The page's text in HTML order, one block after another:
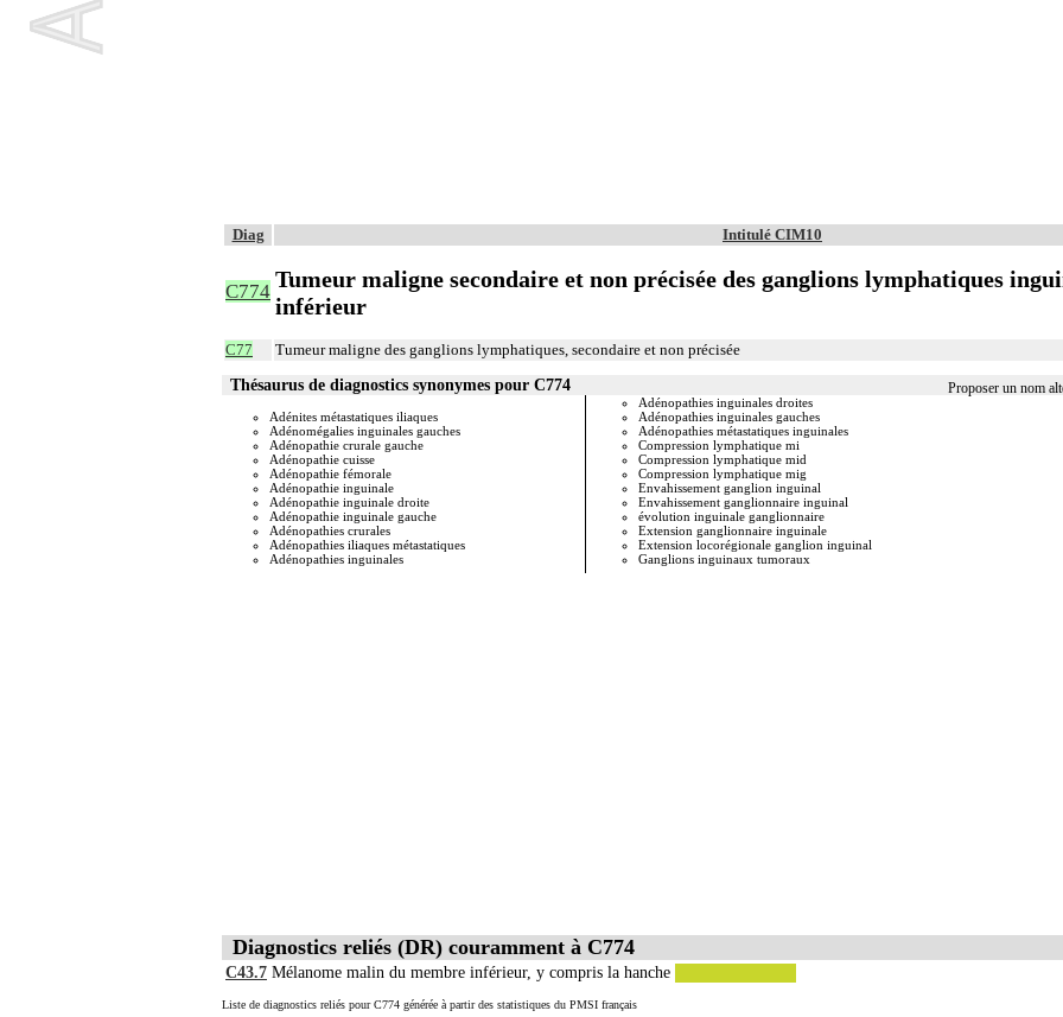
Diag Intitulé CIM10
C774 Tumeur maligne secondaire et non précisée des ganglions lymphatiques
inférieur
C77 Tumeur maligne des ganglions lymphatiques, secondaire et non précisée
Proposer un nom
Thésaurus de diagnostics synonymes pour C774
Adénites métastatiques iliaques
Adénomégalies inguinales gauches
Adénopathie crurale gauche
Adénopathie cuisse
Adénopathie fémorale
Adénopathie inguinale
Adénopathie inguinale droite
Adénopathie inguinale gauche
Adénopathies crurales
Adénopathies iliaques métastatiques
Adénopathies inguinales
Adénopathies inguinales droites
Adénopathies inguinales gauches
Adénopathies métastatiques inguinales
Compression lymphatique mi
Compression lymphatique mid
Compression lymphatique mig
Envahissement ganglion inguinal
Envahissement ganglionnaire inguinal
évolution inguinale ganglionnaire
Extension ganglionnaire inguinale
Extension locorégionale ganglion inguinal
Ganglions inguinaux tumoraux
Diagnostics reliés (DR) couramment à C774
C43.7 Mélanome malin du membre inférieur, y compris la hanche
Liste de diagnostics reliés pour C774 générée à partir des statistiques du PMSI français